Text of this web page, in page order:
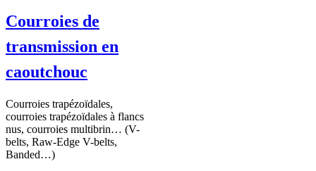
Courroies de
transmission en
caoutchouc
Courroies trapézoïdales,
courroies trapézoïdales à flancs
nus, courroies multibrin… (V-
belts, Raw-Edge V-belts,
Banded…)